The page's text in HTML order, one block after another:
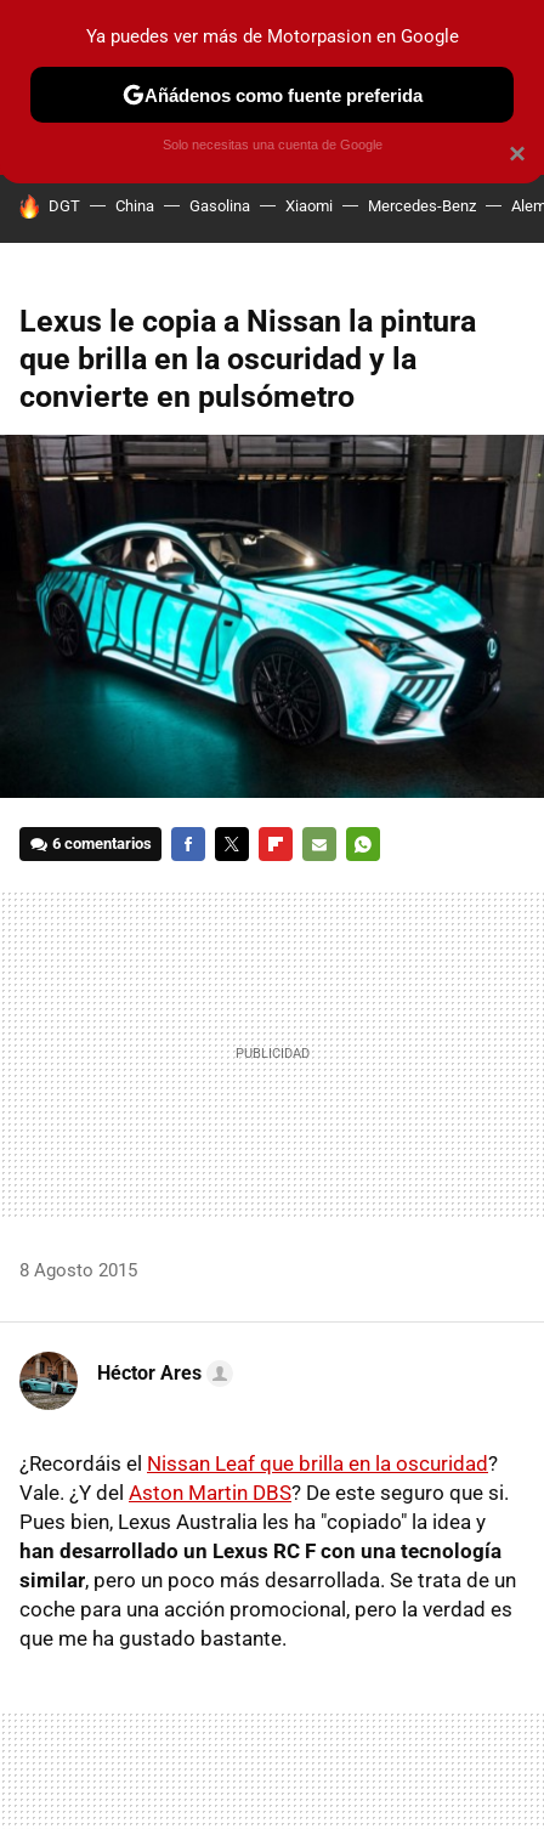
PRUEBAS COCHES ELÉCTRICOS OBSERVATORIO
HOY SE HABLA DE
DGT China Gasolina Xiaomi Mercedes-Benz
Lexus le copia a Nissan la pintura
que brilla en la oscuridad y la
convierte en pulsómetro
6 comentarios
MAIL
8 Agosto 2015
Héctor Ares
¿Recordáis el Nissan Leaf que brilla en la oscuridad?
Vale. ¿Y del Aston Martin DBS? De este seguro que si.
Pues bien, Lexus Australia les ha "copiado" la idea y
han desarrollado un Lexus RC F con una tecnología
similar, pero un poco más desarrollada. Se trata de un
coche para una acción promocional, pero la verdad es
que me ha gustado bastante.
×
Ya puedes ver más de Motorpasion en Google
Añádenos como fuente preferida
Solo necesitas una cuenta de Google